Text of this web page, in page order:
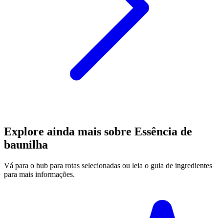
Explore ainda mais sobre Essência de
baunilha
Vá para o hub para rotas selecionadas ou leia o guia de ingredientes
para mais informações.